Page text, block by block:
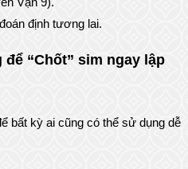
định tương lai.
“Chốt” sim ngay lập
bất kỳ ai cũng có thể sử dụng dễ